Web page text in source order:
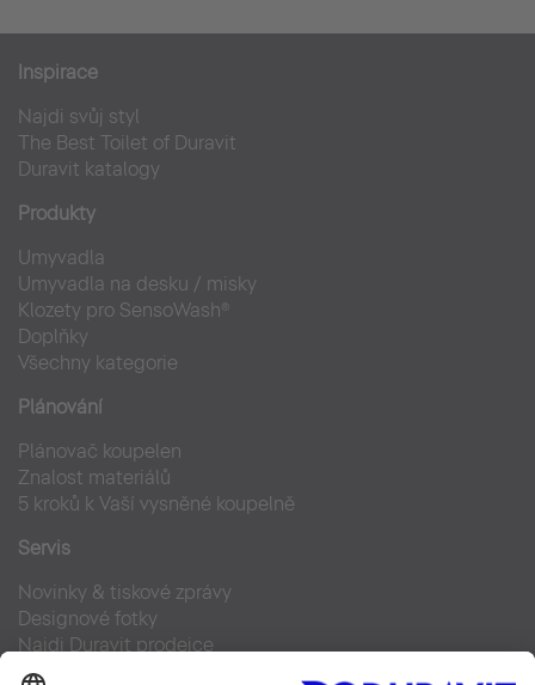
Inspirace
Najdi svůj styl
The Best Toilet of Duravit
Duravit katalogy
Produkty
Umyvadla
Umyvadla na desku / misky
Klozety pro SensoWash®
Doplňky
Všechny kategorie
Plánování
Plánovač koupelen
Znalost materiálů
5 kroků k Vaší vysněné koupelně
Servis
Novinky & tiskové zprávy
Designové fotky
Najdi Duravit prodejce
Často kladené otázky